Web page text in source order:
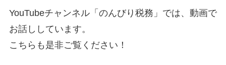
YouTubeチャンネル「のんびり税務」では、動画で
お話ししています。
こちらも是非ご覧ください！